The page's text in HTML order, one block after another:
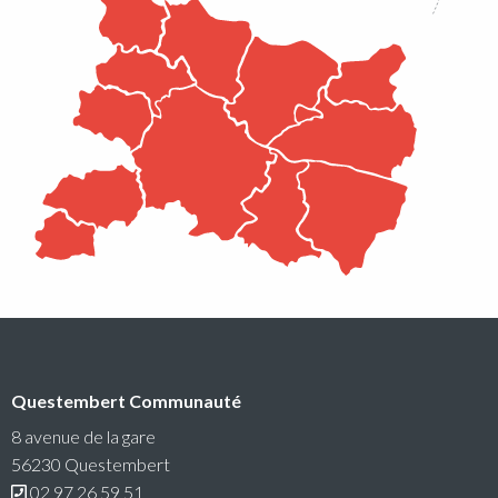
Lire la suite
La prochaine séance du Conseil Communautaire se
tiendra le lundi 6 juillet 2026 à 18h30 au siège de
Questembert Communauté
Questembert Communauté
8 avenue de la gare
56230 Questembert
02 97 26 59 51